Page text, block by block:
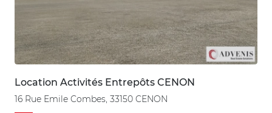
Location Activités Entrepôts CENON
16 Rue Emile Combes, 33150 CENON